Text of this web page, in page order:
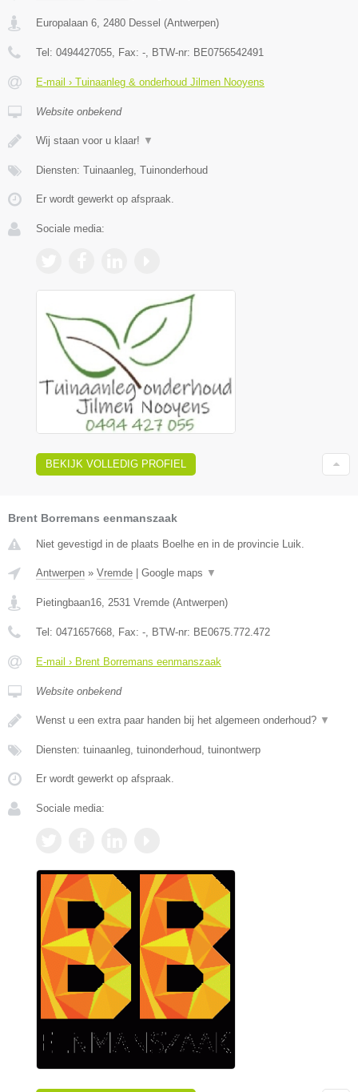
Europalaan 6, 2480 Dessel (Antwerpen)
Tel: 0494427055, Fax: -, BTW-nr: BE0756542491
E-mail › Tuinaanleg & onderhoud Jilmen Nooyens
Website onbekend
Wij staan voor u klaar! ▼
Diensten: Tuinaanleg, Tuinonderhoud
Er wordt gewerkt op afspraak.
Sociale media:
BEKIJK VOLLEDIG PROFIEL
Brent Borremans eenmanszaak
Niet gevestigd in de plaats Boelhe en in de provincie Luik.
Antwerpen » Vremde Google maps ▼
Pietingbaan16 2531 Vremde (Antwerpen)
Tel: 0471657668 , Fax: - , BTW-nr: BE0675.772.472
E-mail › Brent Borremans eenmanszaak
Website onbekend
Wenst u een extra paar handen bij het algemeen onderhoud? ▼
Diensten: tuinaanleg, tuinonderhoud, tuinontwerp
Er wordt gewerkt op afspraak.
Sociale media: